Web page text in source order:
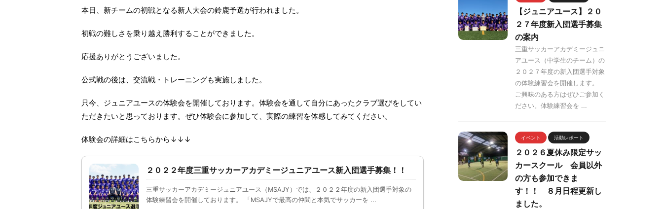
本日、新チームの初戦となる新人大会の鈴鹿予選が行われました。
初戦の難しさを乗り越え勝利することができました。
応援ありがとうございました。
公式戦の後は、交流戦・トレーニングも実施しました。
只今、ジュニアユースの体験会を開催しております。体験会を通して自分にあったクラブ選びをしてい
ただきたいと思っております。ぜひ体験会に参加して、実際の練習を体感してみてください。
体験会の詳細はこちらから↓↓↓
２０２２年度三重サッカーアカデミージュニアユース新入団選手募集！！
三重サッカーアカデミージュニアユース（MSAJY）では、２０２２年度の新入団選手対象の
体験練習会を開催しております。 「MSAJYで最高の仲間と本気でサッカーを ...
【ジュニアユース】２０
２７年度新入団選手募集
の案内
三重サッカーアカデミージュニ
アユース（中学生のチーム）の
２０２７年度の新入団選手対象
の体験練習会を開催します。
ご興味のある方はぜひご参加く
ださい。体験練習会を ...
イベント 活動レポート
２０２６夏休み限定サッ
カースクール 会員以外
の方も参加できま
す！！ ８月日程更新し
ました。